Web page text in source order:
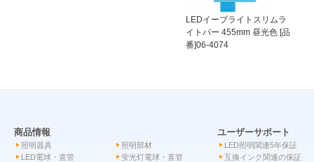
LEDイーブライトスリムラ
イトバー 455mm 昼光色 [品
番]06-4074
商品情報
照明器具
照明部材
LED電球・直管
蛍光灯電球・直管
ユーザーサポート
LED照明関連5年保証
互換インク関連の保証